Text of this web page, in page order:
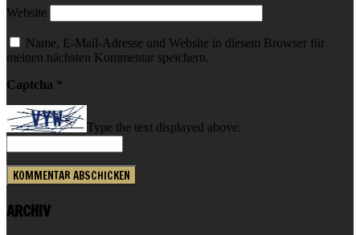
Website
Name, E-Mail-Adresse und Website in diesem Browser für
meinen nächsten Kommentar speichern.
Captcha *
Type the text displayed above:
ARCHIV